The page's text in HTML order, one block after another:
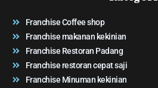
Franchise Coffee shop
Franchise makanan kekinian
Franchise Restoran Padang
Franchise restoran cepat saji
Franchise Minuman kekinian